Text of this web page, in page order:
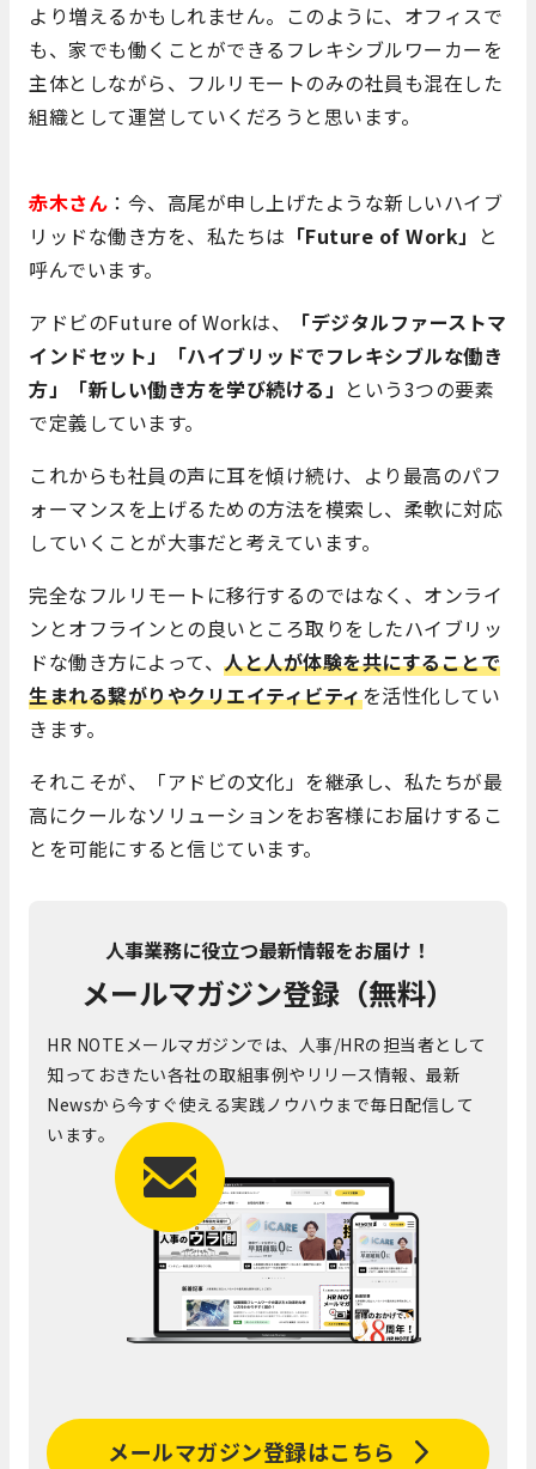
より増えるかもしれません。このように、オフィスで
も、家でも働くことができるフレキシブルワーカーを
主体としながら、フルリモートのみの社員も混在した
組織として運営していくだろうと思います。
赤木さん ：今、高尾が申し上げたような新しいハイブ
リッドな働き方を、私たちは 「Future of Work」 と
呼んでいます。
アドビのFuture of Workは、
「デジタルファーストマ
インドセット」「ハイブリッドでフレキシブルな働き
方」「新しい働き方を学び続ける」 という3つの要素
で定義しています。
これからも社員の声に耳を傾け続け、より最高のパフ
ォーマンスを上げるための方法を模索し、柔軟に対応
していくことが大事だと考えています。
完全なフルリモートに移行するのではなく、オンライ
ンとオフラインとの良いところ取りをしたハイブリッ
ドな働き方によって、 人と人が体験を共にすることで
生まれる繋がりやクリエイティビティを活性化してい
きます。
それこそが、「アドビの文化」を継承し、私たちが最
高にクールなソリューションをお客様にお届けするこ
とを可能にすると信じています。
人事業務に役立つ最新情報をお届け！
メールマガジン登録（無料）
HR NOTEメールマガジンでは、人事/HRの担当者として
知っておきたい各社の取組事例やリリース情報、最新
Newsから今すぐ使える実践ノウハウまで毎日配信して
います。
メールマガジン登録はこちら